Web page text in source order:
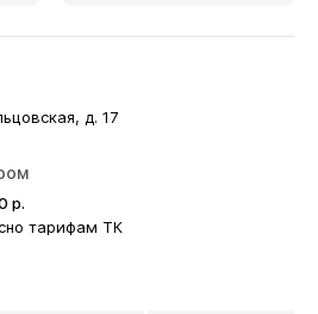
д. 17
р.
тарифам ТК